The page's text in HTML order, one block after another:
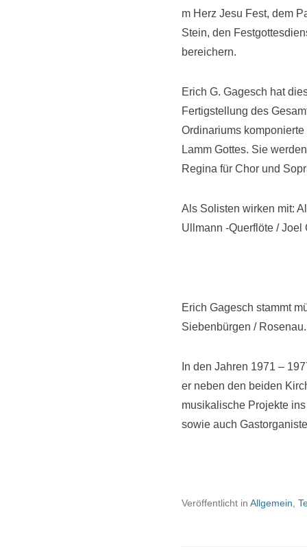
m Herz Jesu Fest, dem
Stein, den
bereichern.
Erich G. Gagesch hat
Fertigstellung des
Ordinariums
Lamm Gottes. Sie
Regina für Chor und
Als Solisten wirken mit:
Ullmann -Querflöte /
Erich Gagesch stammt
Siebenbürgen / Rosenau.
In den Jahren 1971 –
er neben den beiden
musikalische Projekte
sowie auch
Veröffentlicht in Allgemein